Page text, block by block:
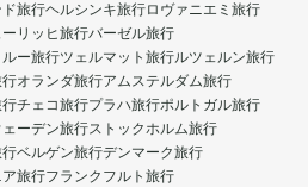
旅行ヘルシンキ旅行ロヴァニエミ旅行
リッヒ旅行バーゼル旅行
ー旅行ツェルマット旅行ルツェルン旅行
行オランダ旅行アムステルダム旅行
行チェコ旅行プラハ旅行ポルトガル旅行
ェーデン旅行ストックホルム旅行
行ベルゲン旅行デンマーク旅行
旅行フランクフルト旅行